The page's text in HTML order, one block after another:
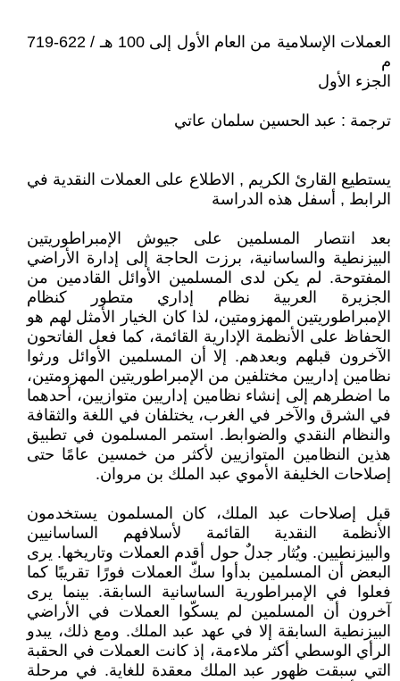
العملات الإسلامية من العام الأول إلى 100 هـ / 622-719
م
الجزء الأول
ترجمة : عبد الحسين سلمان عاتي
يستطيع القارئ الكريم , الاطلاع على العملات النقدية في
الرابط , أسفل هذه الدراسة
بعد انتصار المسلمين على جيوش الإمبراطوريتين
البيزنطية والساسانية، برزت الحاجة إلى إدارة الأراضي
المفتوحة. لم يكن لدى المسلمين الأوائل القادمين من
الجزيرة العربية نظام إداري متطور كنظام
الإمبراطوريتين المهزومتين، لذا كان الخيار الأمثل لهم هو
الحفاظ على الأنظمة الإدارية القائمة، كما فعل الفاتحون
الآخرون قبلهم وبعدهم. إلا أن المسلمين الأوائل ورثوا
نظامين إداريين مختلفين من الإمبراطوريتين المهزومتين،
ما اضطرهم إلى إنشاء نظامين إداريين متوازيين، أحدهما
في الشرق والآخر في الغرب، يختلفان في اللغة والثقافة
والنظام النقدي والضوابط. استمر المسلمون في تطبيق
هذين النظامين المتوازيين لأكثر من خمسين عامًا حتى
إصلاحات الخليفة الأموي عبد الملك بن مروان.
قبل إصلاحات عبد الملك، كان المسلمون يستخدمون
الأنظمة النقدية القائمة لأسلافهم الساسانيين
والبيزنطيين. ويُثار جدلٌ حول أقدم العملات وتاريخها. يرى
البعض أن المسلمين بدأوا سكّ العملات فورًا تقريبًا كما
فعلوا في الإمبراطورية الساسانية السابقة. بينما يرى
آخرون أن المسلمين لم يسكّوا العملات في الأراضي
البيزنطية السابقة إلا في عهد عبد الملك. ومع ذلك، يبدو
الرأي الوسطي أكثر ملاءمة، إذ كانت العملات في الحقبة
التي سبقت ظهور عبد الملك معقدة للغاية. في مرحلة